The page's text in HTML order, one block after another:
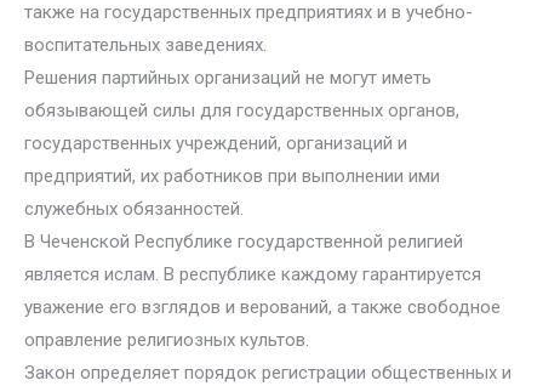
также на государственных предприятиях и в учебно-
воспитательных заведениях.
Решения партийных организаций не могут иметь
обязывающей силы для государственных органов,
государственных учреждений, организаций и
предприятий, их работников при выполнении ими
служебных обязанностей.
В Чеченской Республике государственной религией
является ислам. В республике каждому гарантируется
уважение его взглядов и верований, а также свободное
оправление религиозных культов.
Закон определяет порядок регистрации общественных и